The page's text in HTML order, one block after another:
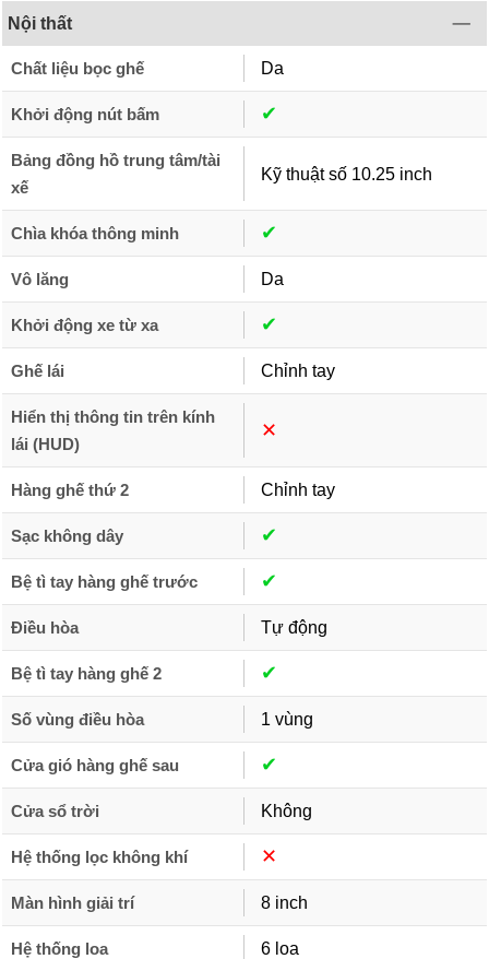
Nội thất
Chất liệu bọc ghế Da
Khởi động nút bấm ✔︎
Bảng đồng hồ trung tâm/tài
xế
Kỹ thuật số 10.25 inch
Chìa khóa thông minh ✔︎
Vô lăng Da
Khởi động xe từ xa ✔︎
Ghế lái Chỉnh tay
Hiển thị thông tin trên kính
lái (HUD)
✕︎
Hàng ghế thứ 2 Chỉnh tay
Sạc không dây ✔︎
Bệ tì tay hàng ghế trước ✔︎
Điều hòa Tự động
Bệ tì tay hàng ghế 2 ✔︎
Số vùng điều hòa 1 vùng
Cửa gió hàng ghế sau ✔︎
Cửa sổ trời Không
Hệ thống lọc không khí ✕︎
Màn hình giải trí 8 inch
Hệ thống loa 6 loa